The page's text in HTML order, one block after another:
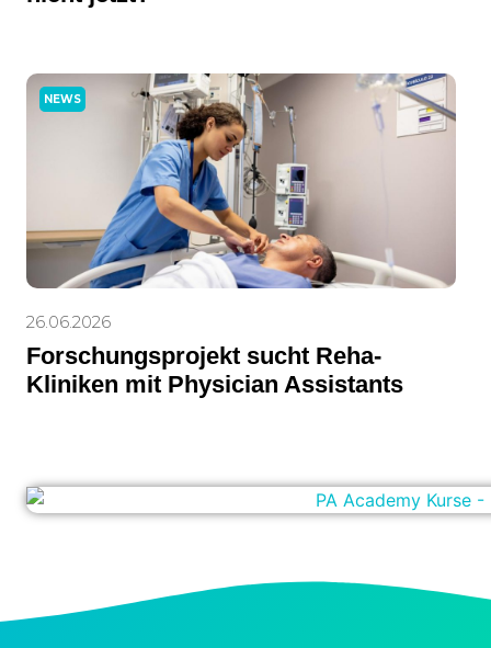
NEWS
26.06.2026
Forschungsprojekt sucht Reha-
Kliniken mit Physician Assistants